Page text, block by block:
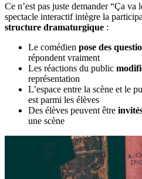
Ce n’est pas juste demander “Ça
spectacle interactif intègre la
structure dramaturgique :
Le comédien pose des
répondent vraiment
Les réactions du public
représentation
L’espace entre la scène et le
est parmi les élèves
Des élèves peuvent être
une scène